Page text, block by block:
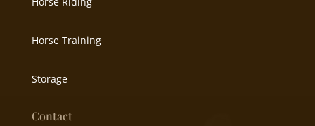
Horse Training
Storage
Contact